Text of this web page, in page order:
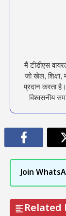
मैं टीडीएस
जो खेल, शिक्षा,
प्रदान करता
विश्वसनीय
Join
Related